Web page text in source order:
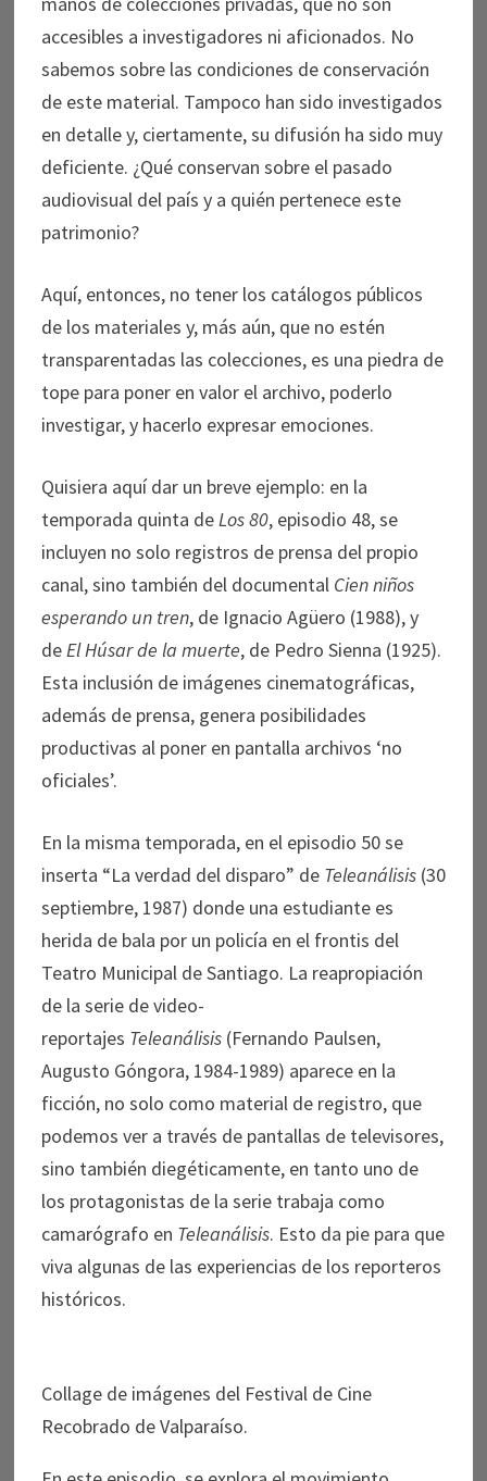
accesibles a investigadores ni aficionados. No
sabemos sobre las condiciones de conservación
de este material. Tampoco han sido investigados
en detalle y, ciertamente, su difusión ha sido muy
deficiente. ¿Qué conservan sobre el pasado
audiovisual del país y a quién pertenece este
patrimonio?
Aquí, entonces, no tener los catálogos públicos
de los materiales y, más aún, que no estén
transparentadas las colecciones, es una piedra de
tope para poner en valor el archivo, poderlo
investigar, y hacerlo expresar emociones.
Quisiera aquí dar un breve ejemplo: en la
temporada quinta deLos 80, episodio 48, se
incluyen no solo registros de prensa del propio
canal, sino también del documental Cien niños
esperando un tren, de Ignacio Agüero (1988), y
deEl Húsar de la muerte, de Pedro Sienna (1925).
Esta inclusión de imágenes cinematográficas,
además de prensa, genera posibilidades
productivas al poner en pantalla archivos ‘no
oficiales’.
En la misma temporada, en el episodio 50 se
inserta “La verdad del disparo” de Teleanálisis(30
septiembre, 1987) donde una estudiante es
herida de bala por un policía en el frontis del
Teatro Municipal de Santiago. La reapropiación
de la serie de video-
reportajes Teleanálisis(Fernando Paulsen,
Augusto Góngora, 1984-1989) aparece en la
ficción, no solo como material de registro, que
podemos ver a través de pantallas de televisores,
sino también diegéticamente, en tanto uno de
los protagonistas de la serie trabaja como
camarógrafo en Teleanálisis. Esto da pie para que
viva algunas de las experiencias de los reporteros
históricos.
Collage de imágenes del Festival de Cine
Recobrado de Valparaíso.